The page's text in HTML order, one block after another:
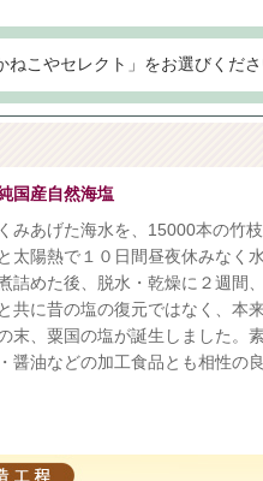
こやセレクト」をお選びくださ
国産自然海塩
みあげた海水を、15000本の竹
太陽熱で１０日間昼夜休みなく
詰めた後、脱水・乾燥に２週間
共に昔の塩の復元ではなく、本
末、粟国の塩が誕生しました。
醤油などの加工食品とも相性の